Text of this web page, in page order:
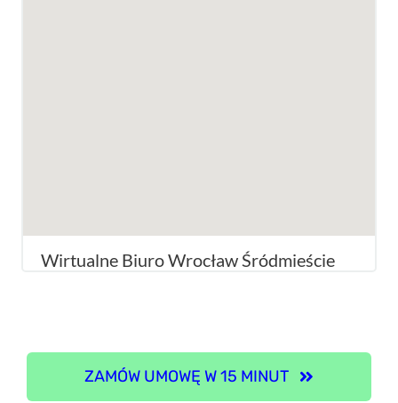
Wirtualne Biuro Wrocław Śródmieście
ZAMÓW UMOWĘ W 15 MINUT